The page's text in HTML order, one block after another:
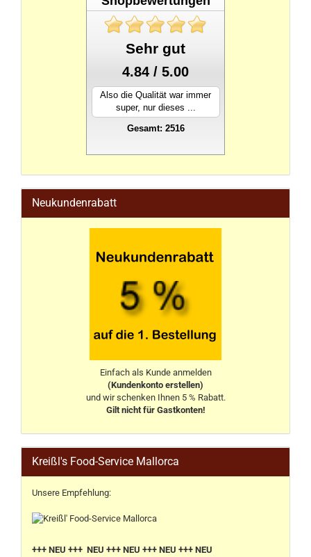
Sehr gut
4.84 / 5.00
Also die Qualität war immer
super, nur dieses ...
Gesamt: 2516
Neukundenrabatt
Einfach als Kunde anmelden
(Kundenkonto erstellen)
und wir schenken Ihnen 5 % Rabatt.
Gilt nicht für Gastkonten!
Kreißl's Food-Service Mallorca
Unsere Empfehlung:
+++ NEU +++ NEU +++ NEU +++ NEU +++ NEU